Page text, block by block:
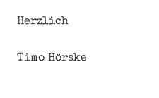
Herzlich
Timo Hörske